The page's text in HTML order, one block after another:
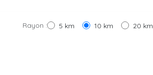
Rayon : 5 km 10 km 20 km